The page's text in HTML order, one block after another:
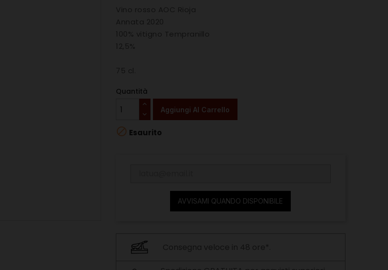
Quantità
Aggiungi Al Carrello
 Esaurito
AVVISAMI QUANDO DISPONIBILE